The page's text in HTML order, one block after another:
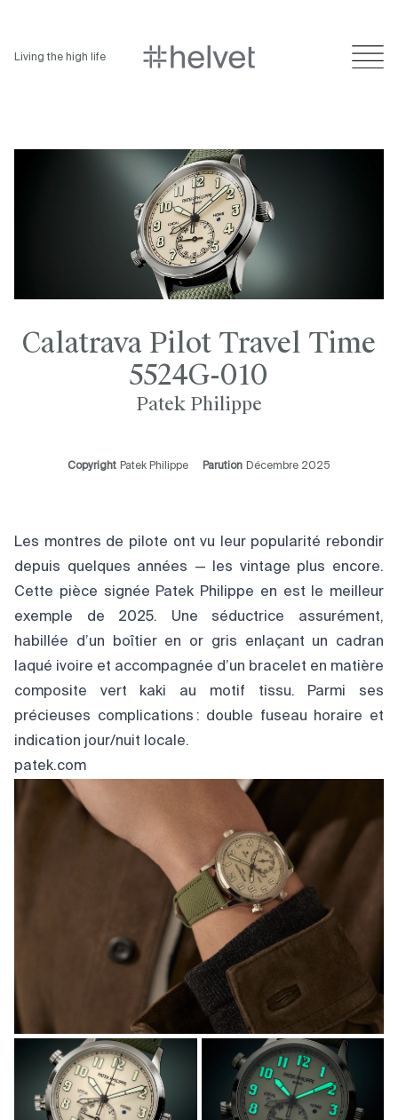
Living the high life
Calatrava Pilot Travel Time
5524G-010
Patek Philippe
Copyright Patek Philippe Parution Décembre 2025
Les montres de pilote ont vu leur popularité rebondir
depuis quelques années — les vintage plus encore.
Cette pièce signée Patek Philippe en est le meilleur
exemple de 2025. Une séductrice assurément,
habillée d’un boîtier en or gris enlaçant un cadran
laqué ivoire et accompagnée d’un bracelet en matière
composite vert kaki au motif tissu. Parmi ses
précieuses complications : double fuseau horaire et
indication jour/nuit locale.
patek.com